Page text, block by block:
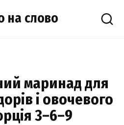
на слово
маринад для
і овочевого
3–6–9